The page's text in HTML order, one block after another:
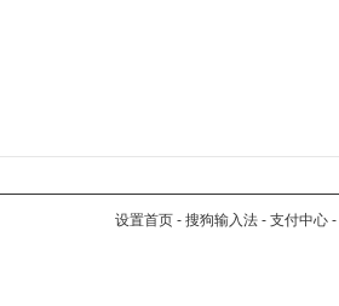
设置首页 - 搜狗输入法 - 支付中心 -